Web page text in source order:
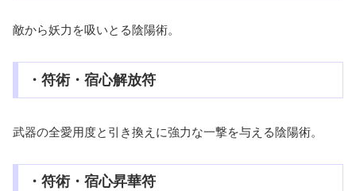
敵から妖力を吸いとる陰陽術。
・符術・宿心解放符
武器の全愛用度と引き換えに強力な一撃を与える陰陽術。
・符術・宿心昇華符